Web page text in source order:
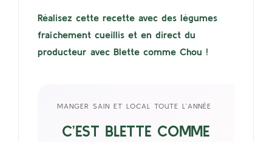
Réalisez cette recette avec des légumes
fraîchement cueillis et en direct du
producteur avec Blette comme Chou !
MANGER SAIN ET LOCAL TOUTE L’ANNÉE
C’EST BLETTE COMME